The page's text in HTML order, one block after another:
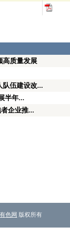
高质量发展
伍建设改...
半年...
企业推...
色网 版权所有